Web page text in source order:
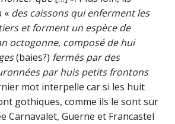
« des caissons qui enferment les
et forment un espèce de
octogonne, composé de hui
(baies?) fermés par des
par huis petits frontons
mot interpelle car si les huit
gothiques, comme ils le sont sur
Carnavalet, Guerne et Francastel